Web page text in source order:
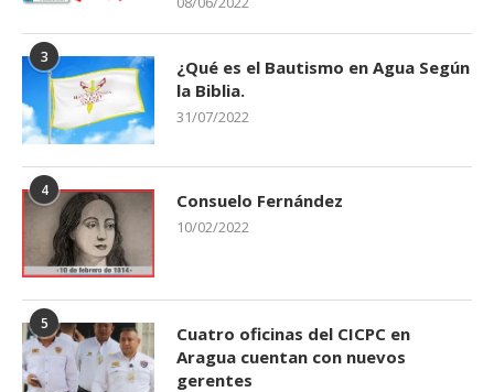
3
¿Qué es el Bautismo en Agua Según
la Biblia.
31/07/2022
4 Consuelo Fernández
10/02/2022
5
Cuatro oficinas del CICPC en
Aragua cuentan con nuevos
gerentes